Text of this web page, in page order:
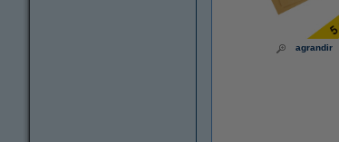
agrandir